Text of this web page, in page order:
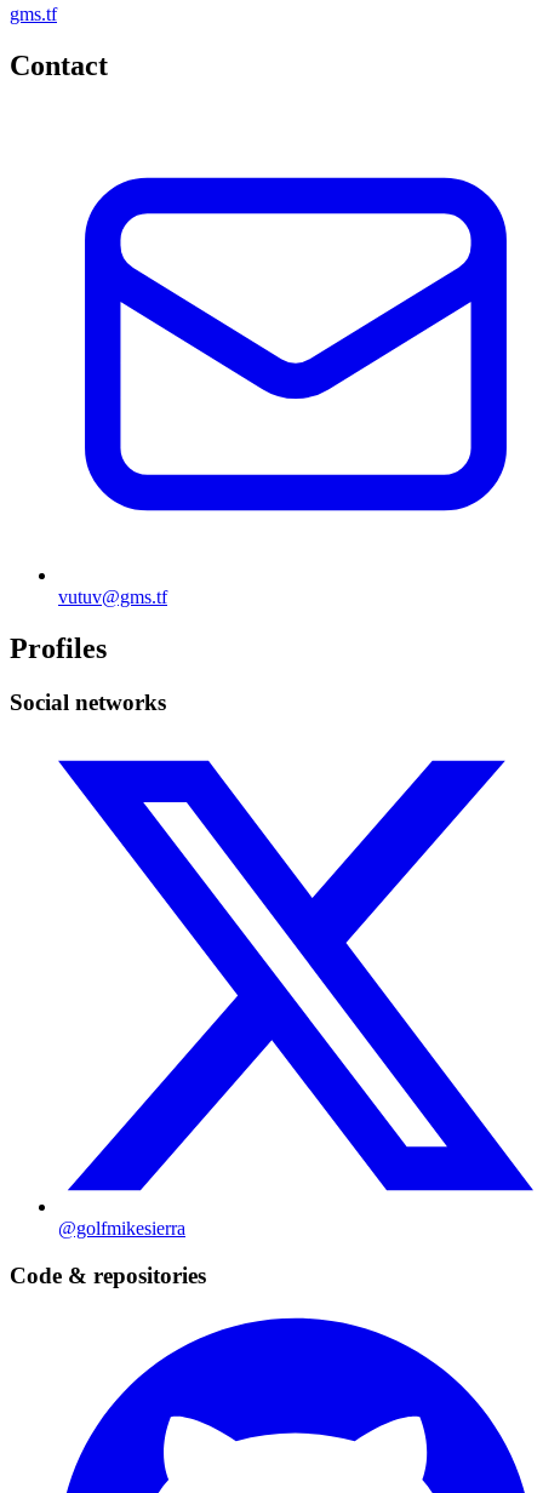
gms.tf
Contact
vutuv@gms.tf
Profiles
Social networks
@golfmikesierra
Code & repositories